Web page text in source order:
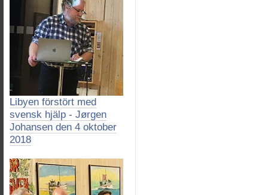
Libyen förstört med
svensk hjälp - Jørgen
Johansen den 4 oktober
2018